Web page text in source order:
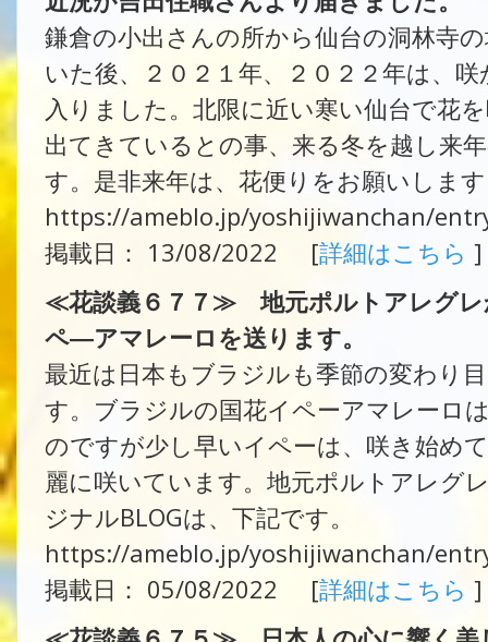
鎌倉の小出さんの所から仙台の洞林寺
いた後、２０２１年、２０２２年は、
入りました。北限に近い寒い仙台で花
出てきているとの事、来る冬を越し来
す。是非来年は、花便りをお願いしま
https://ameblo.jp/yoshijiwanchan/
掲載日： 13/08/2022 [詳細はこちら ]
≪花談義６７７≫ 地元ポルトアレグレ
ペ―アマレーロを送ります。
最近は日本もブラジルも季節の変わり
す。ブラジルの国花イペーアマレーロ
のですが少し早いイペーは、咲き始め
麗に咲いています。地元ポルトアレグ
ジナルBLOGは、下記です。
https://ameblo.jp/yoshijiwanchan/
掲載日： 05/08/2022 [詳細はこちら ]